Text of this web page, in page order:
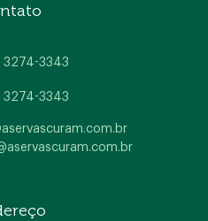
3274-3343
3274-3343